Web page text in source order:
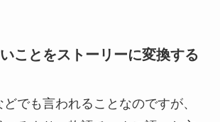
ことをストーリーに変換する
でも言われることなのですが、